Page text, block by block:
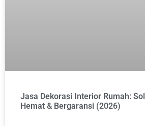
Jasa Dekorasi Interior Rumah:
Hemat & Bergaransi (2026)